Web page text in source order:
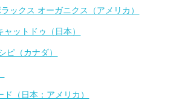
ックス オーガニクス（アメリカ）
ャットドゥ（日本）
ピ（カナダ）
（日本：アメリカ）